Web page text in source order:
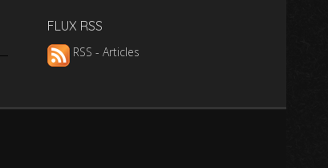
FLUX RSS
RSS - Articles